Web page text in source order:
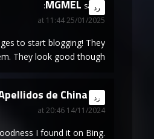
$MGMEL
says:
25/01/2025 at 11:44
رد
to start blogging! They
They look good though!
de China
says:
14/11/2024 at 20:46
رد
I found it on Bing.